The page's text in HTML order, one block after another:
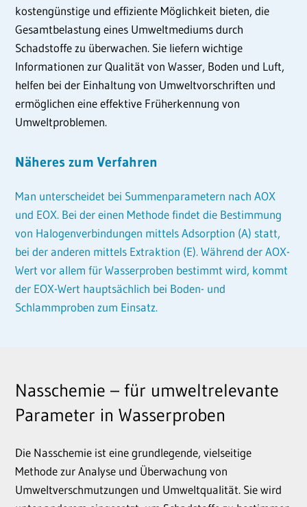
kostengünstige und effiziente Möglichkeit bieten, die
Gesamtbelastung eines Umweltmediums durch
Schadstoffe zu überwachen. Sie liefern wichtige
Informationen zur Qualität von Wasser, Boden und Luft,
helfen bei der Einhaltung von Umweltvorschriften und
ermöglichen eine effektive Früherkennung von
Umweltproblemen.
Näheres zum Verfahren
Man unterscheidet bei Summenparametern nach AOX
und EOX. Bei der einen Methode findet die Bestimmung
von Halogenverbindungen mittels Adsorption (A) statt,
bei der anderen mittels Extraktion (E). Während der AOX-
Wert vor allem für Wasserproben bestimmt wird, kommt
der EOX-Wert hauptsächlich bei Boden- und
Schlammproben zum Einsatz.
Nasschemie – für umweltrelevante
Parameter in Wasserproben
Die Nasschemie ist eine grundlegende, vielseitige
Methode zur Analyse und Überwachung von
Umweltverschmutzungen und Umweltqualität. Sie wird